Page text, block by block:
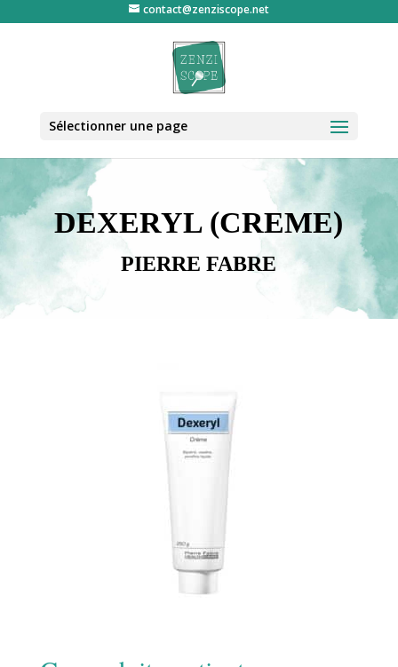
contact@zenziscope.net
Sélectionner une page
DEXERYL (CREME)
PIERRE FABRE